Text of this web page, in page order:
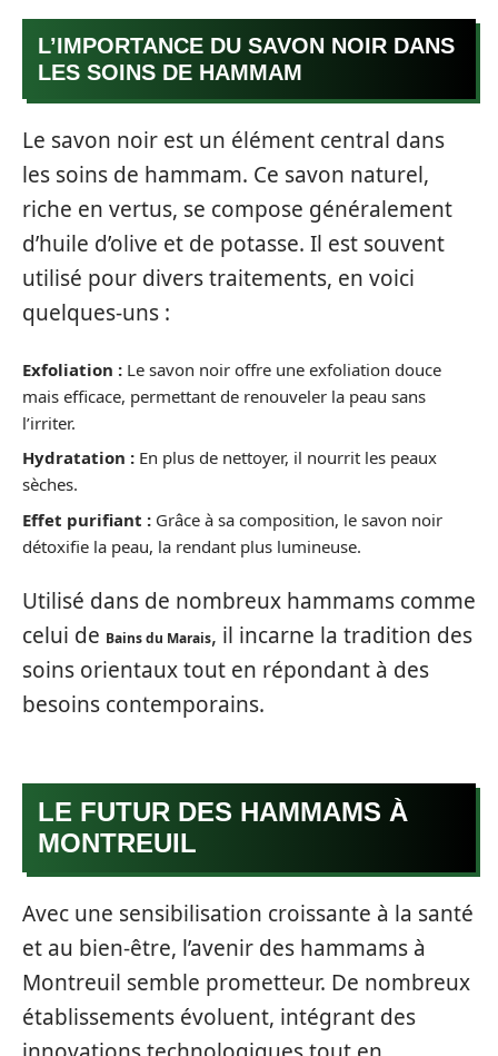
L’IMPORTANCE DU SAVON NOIR DANS
LES SOINS DE HAMMAM
Le savon noir est un élément central dans
les soins de hammam. Ce savon naturel,
riche en vertus, se compose généralement
d’huile d’olive et de potasse. Il est souvent
utilisé pour divers traitements, en voici
quelques-uns :
Exfoliation : Le savon noir offre une exfoliation douce
mais efficace, permettant de renouveler la peau sans
l’irriter.
Hydratation : En plus de nettoyer, il nourrit les peaux
sèches.
Effet purifiant : Grâce à sa composition, le savon noir
détoxifie la peau, la rendant plus lumineuse.
Utilisé dans de nombreux hammams comme
celui de Bains du Marais, il incarne la tradition des
soins orientaux tout en répondant à des
besoins contemporains.
LE FUTUR DES HAMMAMS À
MONTREUIL
Avec une sensibilisation croissante à la santé
et au bien-être, l’avenir des hammams à
Montreuil semble prometteur. De nombreux
établissements évoluent, intégrant des